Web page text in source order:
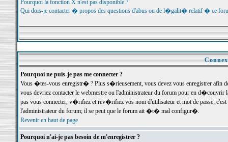
Pourquoi la fonction X n'est pas disponible ?
Qui dois-je contacter � propos des questions d'abus ou de l�galit� relatif � ce
Pourquoi ne puis-je pas me connecter ?
Vous �tes-vous enregistr� ? Plus s�rieusement, vous devez vous enregistrer
vous devriez contacter le webmestre ou l'administrateur du forum pour en
pas vous connecter, v�rifiez et rev�rifiez vos nom d'utilisateur et mot de passe;
l'administrateur du forum; il se peut que le forum ait �t� mal configur�.
Revenir en haut de page
Pourquoi n'ai-je pas besoin de m'enregistrer ?